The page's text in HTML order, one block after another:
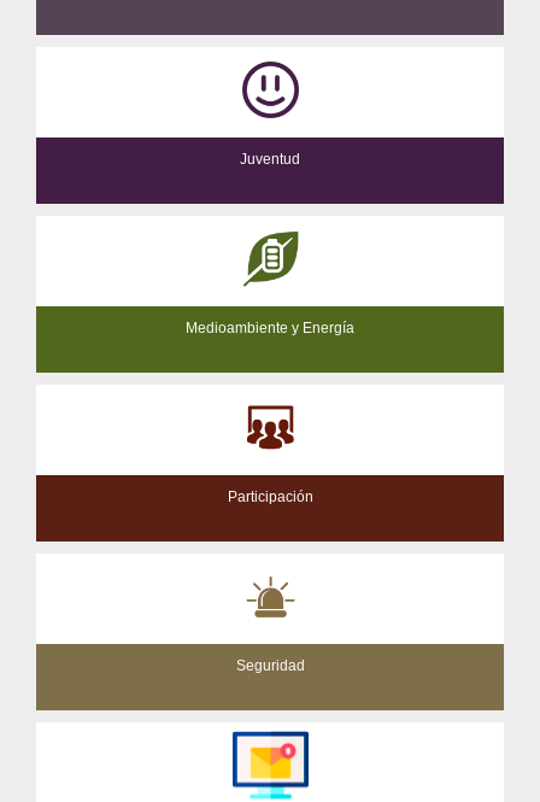
Juventud
Medioambiente y Energía
Participación
Seguridad